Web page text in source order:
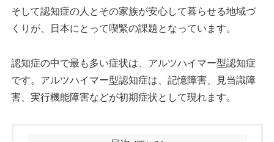
そして認知症の人とその家族が安心して暮らせる地域づ
くりが、日本にとって喫緊の課題となっています。
認知症の中で最も多い症状は 、アルツハイマー型認知症
です。 アルツハイマー型認知症は、記憶障害、見当識障
害、実行機能障害などが初期症状として現れます。